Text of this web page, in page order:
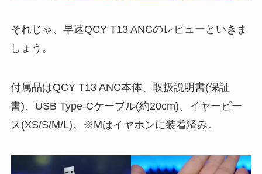
それじゃ、早速QCY T13 ANCのレビューといきま
しょう。
付属品はQCY T13 ANC本体、取扱説明書(保証
書)、USB Type-Cケーブル(約20cm)、イヤーピー
ス(XS/S/M/L)。※Mはイヤホンに装着済み。